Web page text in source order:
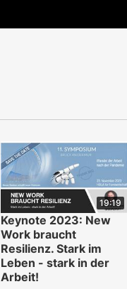
19:19
Keynote 2023: New
Work braucht
Resilienz. Stark im
Leben - stark in der
Arbeit!